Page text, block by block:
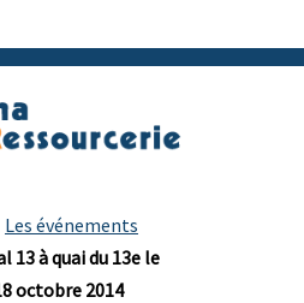
Les événements
13 à quai du 13e le
octobre 2014